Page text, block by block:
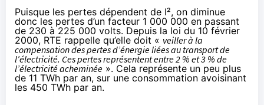
Puisque les pertes dépendent de I², on diminue
donc les pertes d’un facteur 1 000 000 en passant
de 230 à 225 000 volts. Depuis la loi du 10 février
2000, RTE rappelle qu’elle doit « veiller à la
compensation des pertes d’énergie liées au transport de
l’électricité. Ces pertes représentent entre 2 % et 3 % de
l’électricité acheminée ». Cela représente un peu plus
de 11 TWh par an, sur une consommation avoisinant
les 450 TWh par an.